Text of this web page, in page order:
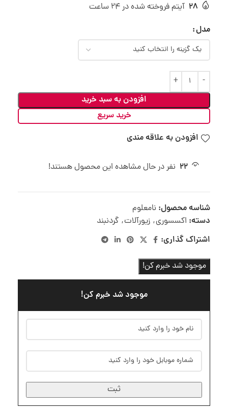
28 آیتم فروخته شده در 24 ساعت
مدل
افزودن به سبد خرید
خرید سریع
افزودن به علاقه مندی
22 نفر در حال مشاهده این محصول هستند!
شناسه محصول: نامعلوم
دسته: اکسسوری, زیورآلات, گردنبند
اشتراک گذاری:
موجود شد خبرم کن!
موجود شد خبرم کن!
ثبت